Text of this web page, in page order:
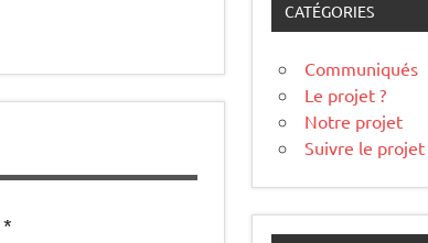
*
CATÉGORIES
Communiqués
Le projet ?
Notre projet
Suivre le projet